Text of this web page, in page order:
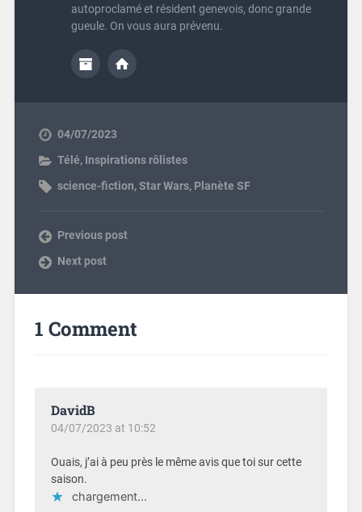
autoproclamé et résident genevois, donc grande
gueule. On vous aura prévenu.
04/07/2023
Télé, Inspirations rôlistes
science-fiction,Star Wars, Planète SF
Previous post
Next post
1 Comment
DavidB
04/07/2023 at 10:52
Ouais, j’ai à peu près le même avis que toi sur cette
saison.
chargement…